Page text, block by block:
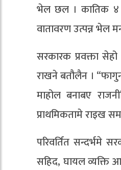
भेल छल । कातिक ४
वातावरण उत्पन्न भेल
सरकारक प्रवक्ता
राखने बतौलैन ।
माहोल बनाबए
प्राथमिकतामे राइख
परिवर्तित सन्दर्भमे
सहिद, घायल व्यक्ति